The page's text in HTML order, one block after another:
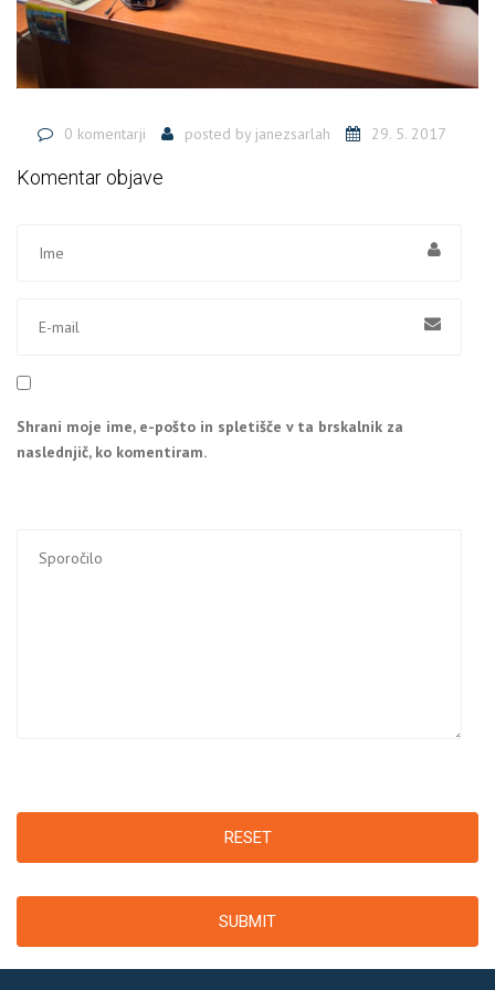
0 komentarji posted by janezsarlah 29. 5. 2017
Komentar objave
Shrani moje ime, e-pošto in spletišče v ta brskalnik za
naslednjič, ko komentiram.
RESET
SUBMIT